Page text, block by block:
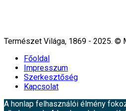
Természet Világa, 1869 - 2025. ©
Főoldal
Impresszum
Szerkesztőség
Kapcsolat
A honlap felhasználói élmény